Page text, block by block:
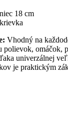
18 cm
Vhodný na
polievok, omáčok,
univerzálnej
je praktickým